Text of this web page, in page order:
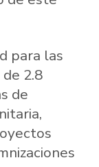
para las
2.8
de